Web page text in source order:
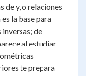
de y, o relaciones
es la base para
de
al estudiar
te prepara